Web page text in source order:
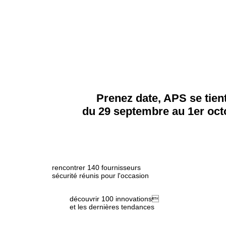
Prenez date, APS se
du 29 septembre au 1er
rencontrer 140 fournisseurs
sécurité réunis pour l'occasion
découvrir 100 innovations
et les dernières tendances